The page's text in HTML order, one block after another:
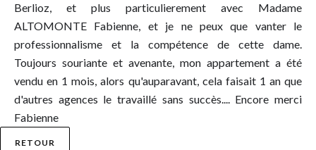
Berlioz, et plus particulierement avec Madame
ALTOMONTE Fabienne, et je ne peux que vanter le
professionnalisme et la compétence de cette dame.
Toujours souriante et avenante, mon appartement a été
vendu en 1 mois, alors qu'auparavant, cela faisait 1 an que
d'autres agences le travaillé sans succès.... Encore merci
Fabienne
RETOUR